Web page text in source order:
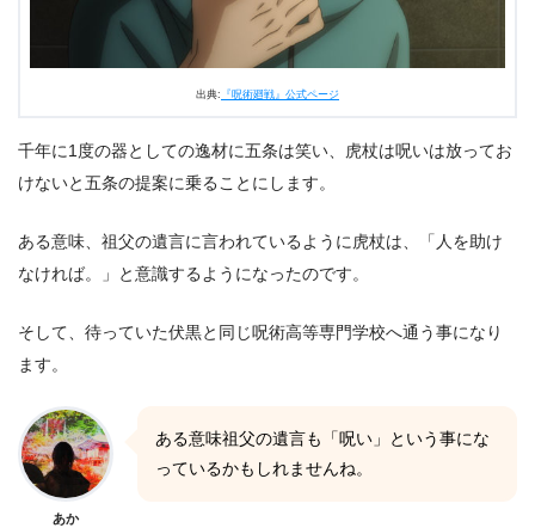
出典: 『呪術廻戦』公式ページ
千年に1度の器としての逸材に五条は笑い、虎杖は呪いは放ってお
けないと五条の提案に乗ることにします。
ある意味、祖父の遺言に言われているように虎杖は、「人を助け
なければ。」と意識するようになったのです。
そして、待っていた伏黒と同じ呪術高等専門学校へ通う事になり
ます。
あか
ある意味祖父の遺言も「呪い」という事にな
っているかもしれませんね。